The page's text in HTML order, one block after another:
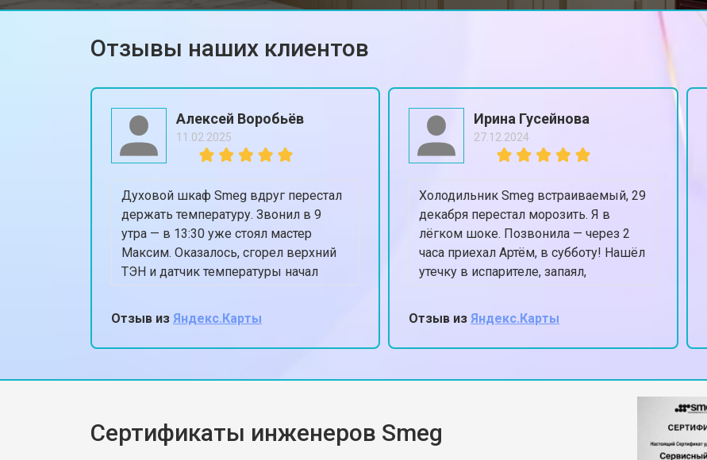
Отзывы наших клиентов
Алексей Воробьёв
11.02.2025
Духовой шкаф Smeg вдруг перестал
держать температуру. Звонил в 9
утра — в 13:30 уже стоял мастер
Максим. Оказалось, сгорел верхний
ТЭН и датчик температуры начал
глючить. Поменяли всё
оригинальным, духовка теперь греет
ровно 180, когда ставлю 180.
Спасибо, жена снова готовит пироги!
Отзыв из Яндекс.Карты
Ирина Гусейнова
27.12.2024
Холодильник Smeg встраиваемый, 29
декабря перестал морозить. Я в
лёгком шоке. Позвонила — через 2
часа приехал Артём, в субботу! Нашёл
утечку в испарителе, запаял,
заправил. К вечеру уже -18 в
морозилке. Спасли Новый год,
честное слово.
Отзыв изЯндекс.Карты
Сертификаты инженеров Smeg